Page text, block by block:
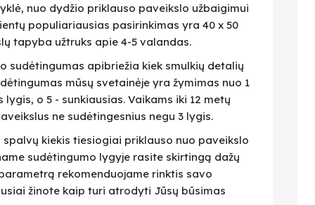
nuo dydžio priklauso paveikslo užbaigimui
populiariausias pasirinkimas yra 40 x 50
tapyba užtruks apie 4-5 valandas.
sudėtingumas apibriežia kiek smulkių detalių
mūsų svetainėje yra žymimas nuo 1
lygis, o 5 - sunkiausias. Vaikams iki 12 metų
ne sudėtingesnius negu 3 lygis.
spalvų kiekis tiesiogiai priklauso nuo paveikslo
sudėtingumo lygyje rasite skirtingą dažų
rekomenduojame rinktis savo
žinote kaip turi atrodyti Jūsų būsimas